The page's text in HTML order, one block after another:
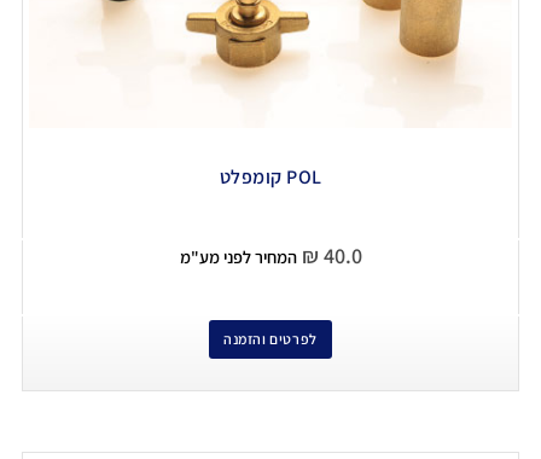
POL קומפלט
₪ 40.0 המחיר לפני מע"מ
לפרטים והזמנה